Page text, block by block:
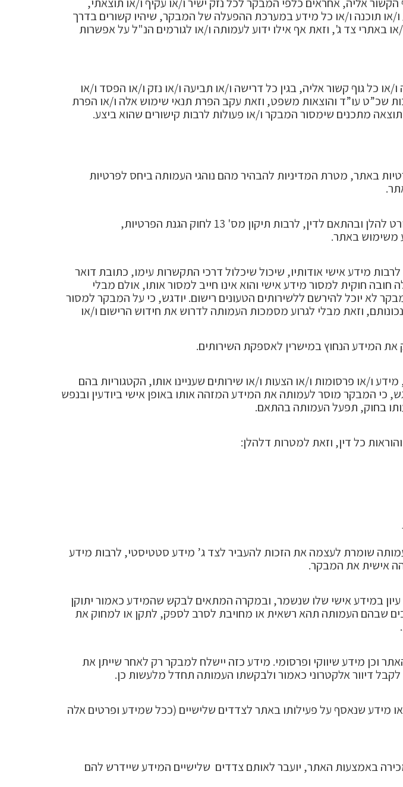
ו/או תוכנה ו/או כל מידע במערכת ההפעלה של המבקר, שיהיו קשורים בדרך
צד ג', וזאת אף אילו ידוע לעמותה ו/או לגורמים הנ"ל על אפשרות
כל גוף קשור אליה, בגין כל דרישה ו/או תביעה ו/או נזק ו/או הפסד ו/או
שכ”ט עו”ד והוצאות משפט, וזאת עקב הפרת תנאי שימוש אלה ו/או הפרת
מתכנים שימסור המבקר ו/או פעולות לרבות קישורים שהוא ביצע.
באתר, מטרת המדיניות להבהיר מהם נוהגי העמותה ביחס לפרטיות
בעת ביקור באתר יתכן שייאסף מידע על המבקר ו/או סטטיסטי ומצטבר, כמפורט להלן ובהתאם לדין, לרבות תיקון מס' 13 לחוק הגנת הפרטיות,
מידע אישי אודותיו, שיכול שיכלול דרכי התקשרות עימו, כתובת דואר
חוקית למסור מידע אישי והוא אינו חייב למסור אותו, אולם מבלי
לא יוכל להירשם ללשירותים הטעונים רישום. יודגש, כי על המבקר למסור
וזאת מבלי לגרוע מסמכות העמותה לדרוש את חידוש הרישום ו/או
המידע הנחוץ במישרין לאספקת השירותים.
ו/או פרסומות ו/או הצעות ו/או שירותים שעניינו אותו, הקטגוריות בהם
כי המבקר מוסר לעמותה את המידע המזהה אותו באופן אישי ביודעין ובנפש
בחוק, תפעל העמותה בהתאם.
כל דין, וזאת למטרות דלהלן:
שומרת לעצמה את הזכות להעביר לצד ג’ מידע סטטיסטי, לרבות מידע
אישית את המבקר.
במידע אישי שלו שנשמר, ובמקרה המתאים לבקש שהמידע כאמור יתוקן
שבהם העמותה תהא רשאית או מחויבת לסרב לספק, לתקן או למחוק את
מידע שיווקי ופרסומי. מידע כזה יישלח למבקר רק לאחר שייתן את
דיוור אלקטרוני כאמור ולבקשתו העמותה תחדל מלעשות כן.
שנאסף על פעילותו באתר לצדדים שלישיים (ככל שמידע ופרטים אלה
באמצעות האתר, יועבר לאותם צדדים שלישיים המידע שיידרש להם